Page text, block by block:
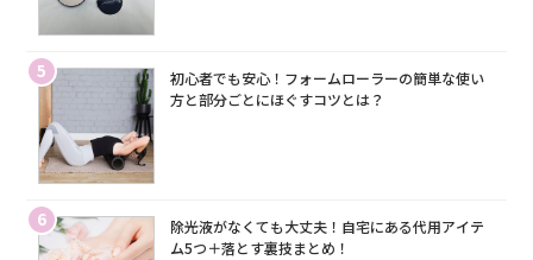
5
初心者でも安心！フォームローラーの簡単な使い
方と部分ごとにほぐすコツとは？
6
除光液がなくても大丈夫！自宅にある代用アイテ
ム5つ＋落とす裏技まとめ！